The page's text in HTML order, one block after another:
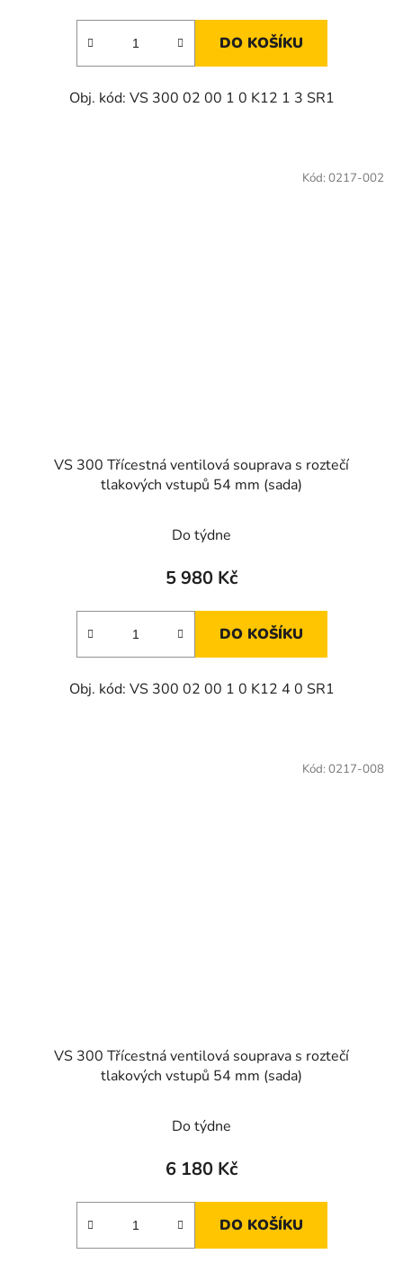
4,0
hvězdiček.
DO KOŠÍKU
Obj. kód: VS 300 02 00 1 0 K12 1 3 SR1
VS 300 Třícestná ventilová souprava s roztečí
tlakových vstupů 54 mm (sada)
Do týdne
5 980 Kč
DO KOŠÍKU
Obj. kód: VS 300 02 00 1 0 K12 4 0 SR1
Kód: 0217-002
VS 300 Třícestná ventilová souprava s roztečí
tlakových vstupů 54 mm (sada)
Do týdne
6 180 Kč
DO KOŠÍKU
Kód: 0217-008